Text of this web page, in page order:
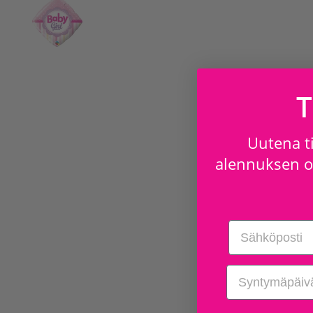
Uutena
alennuksen
Email
birthday